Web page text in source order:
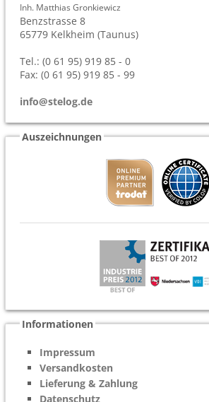
Inh. Matthias Gronkiewicz
Benzstrasse 8
65779 Kelkheim (Taunus)
Tel.: (0 61 95) 919 85 - 0
Fax: (0 61 95) 919 85 - 99
info@stelog.de
Auszeichnungen
Informationen
Impressum
Versandkosten
Lieferung & Zahlung
Datenschutz